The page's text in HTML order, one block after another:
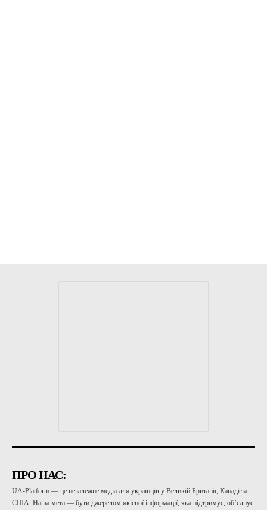
ПРО НАС:
UA-Platform — це незалежне медіа для українців у Великій Британії, Канаді та
США. Наша мета — бути джерелом якісної інформації, яка підтримує, об’єднує